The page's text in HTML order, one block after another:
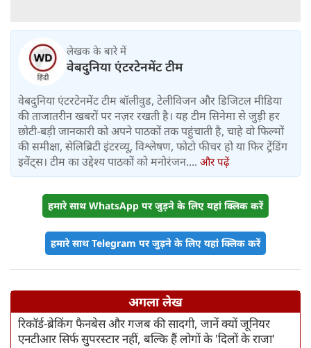
लेखक के बारे में
वेबदुनिया एंटरटेनमेंट टीम
वेबदुनिया एंटरटेनमेंट टीम बॉलीवुड, टेलीविजन और डिजिटल मीडिया
की ताजातरीन खबरों पर नज़र रखती है। यह टीम सिनेमा से जुड़ी हर
छोटी-बड़ी जानकारी को अपने पाठकों तक पहुंचाती है, चाहे वो फिल्मों
की समीक्षा, सेलिब्रिटी इंटरव्यू, विश्लेषण, फोटो फीचर हो या फिर ट्रेंडिंग
इवेंट्स। टीम का उद्देश्य पाठकों को मनोरंजन.... और पढ़ें
हमारे साथ WhatsApp पर जुड़ने के लिए यहां क्लिक करें
हमारे साथ Telegram पर जुड़ने के लिए यहां क्लिक करें
अगला लेख
रिकॉर्ड-ब्रेकिंग फैनबेस और गजब की सादगी, जानें क्यों जूनियर
एनटीआर सिर्फ सुपरस्टार नहीं, बल्कि हैं लोगों के 'दिलों के राजा'